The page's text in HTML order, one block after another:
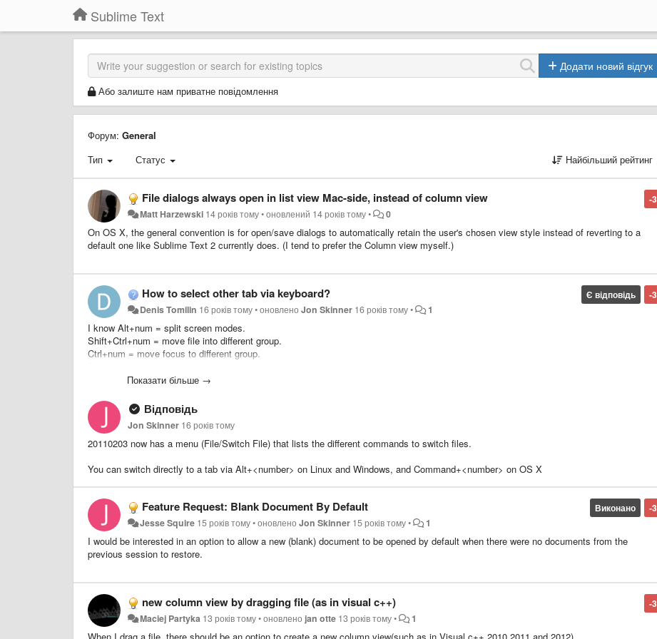
Sublime Text
Додати новий відгук
Або залиште нам приватне повідомлення
Форум: General
Тип
Статус Найбільший рейтинг
-3
File dialogs always open in list view Mac-side, instead of column view
Matt Harzewski 14 років тому•оновлений 14 років тому• 0
On OS X, the general convention is for open/save dialogs to automatically retain the user's chosen view style instead of reverting to a
default one like Sublime Text 2 currently does. (I tend to prefer the Column view myself.)
-3
Є відповідь
How to select other tab via keyboard?
Denis Tomilin 16 років тому•оновленоJon Skinner 16 років тому• 1
I know Alt+num = split screen modes.
Shift+Ctrl+num = move file into different group.
Ctrl+num = move focus to different group.
Показати більше →
Відповідь
Jon Skinner 16 років тому
20110203 now has a menu (File/Switch File) that lists the different commands to switch files.
You can switch directly to a tab via Alt+<number> on Linux and Windows, and Command+<number> on OS X
-3
Виконано
Feature Request: Blank Document By Default
Jesse Squire 15 років тому•оновленоJon Skinner 15 років тому• 1
I would be interested in an option to allow a new (blank) document to be opened by default when there were no documents from the
previous session to restore.
-3
new column view by dragging file (as in visual c++)
Maciej Partyka 13 років тому•оновлено jan otte 13 років тому• 1